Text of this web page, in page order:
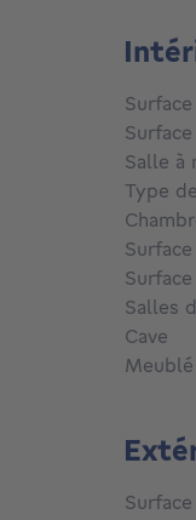
Salle à
Type
Salles
Cave
Meublé